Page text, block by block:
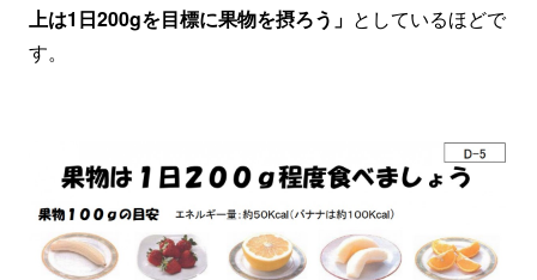
上は1日200gを目標に果物を摂ろう」 としているほどで
す。